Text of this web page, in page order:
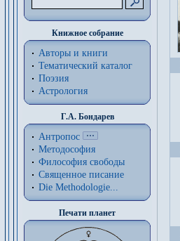
Книжное собрание
Авторы и книги
Тематический каталог
Поэзия
Астрология
Г.А. Бондарев
Антропос
Методософия
Философия cвободы
Священное писание
Die Methodologie...
Печати планет